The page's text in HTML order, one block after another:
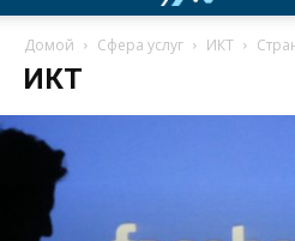
Домой Сфера услуг ИКТ
ИКТ